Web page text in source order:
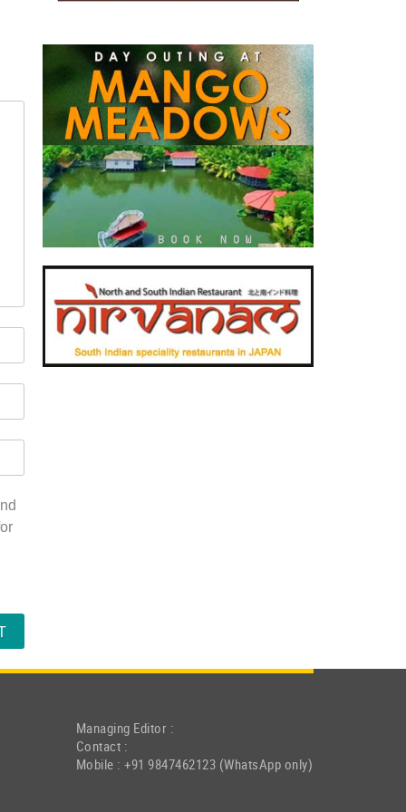
Managing Editor :
Contact :
Mobile : +91 9847462123 (WhatsApp only)